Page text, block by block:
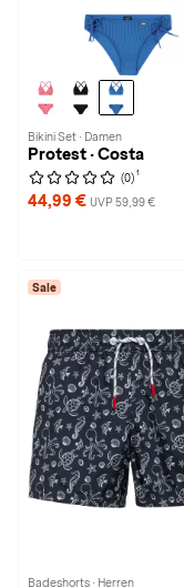
Bikini Set · Damen
Protest · Costa
(0) 1
44,99 € UVP 59,99 €
Sale
Badeshorts · Herren